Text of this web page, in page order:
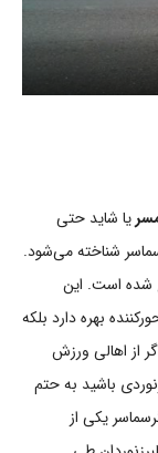
یا شاید حتی
شناخته می‌شود.
شده است. این
بهره دارد بلکه
از اهالی ورزش
باشید به حتم
یکی از